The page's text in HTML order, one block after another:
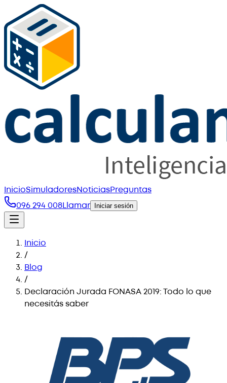
InicioSimuladoresNoticiasPreguntas
096 294 008Llamar Iniciar sesión
Inicio
/
Blog
/
Declaración Jurada FONASA 2019: Todo lo que
necesitás saber